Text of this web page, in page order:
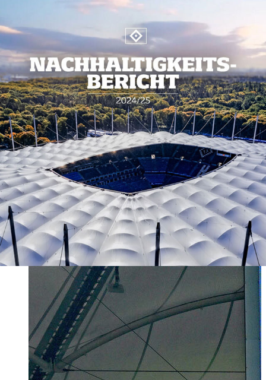
HEIMATHAFEN